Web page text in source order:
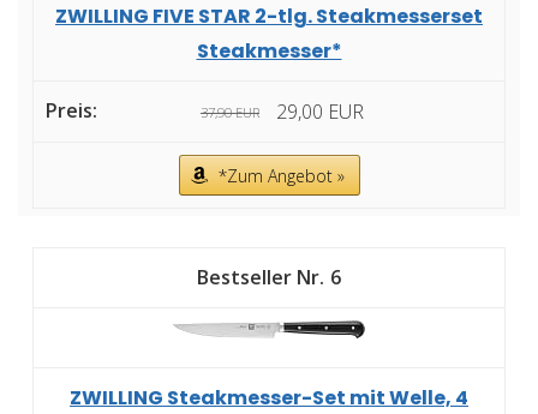
ZWILLING FIVE STAR 2-tlg. Steakmesserset
Steakmesser*
37,90 EUR 29,00 EUR
*Zum Angebot »
6
ZWILLING Steakmesser-Set mit Welle, 4